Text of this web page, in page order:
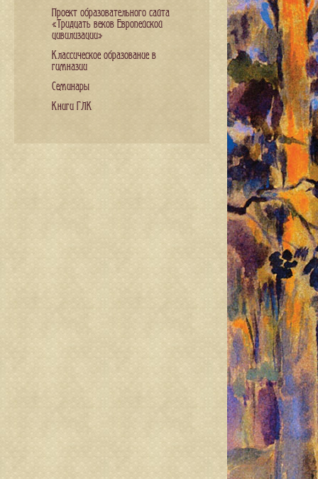
Проект образовательного сайта
«Тридцать веков Европейской
цивилизации»
Классическое образование в
гимназии
Семинары
Книги ГЛК